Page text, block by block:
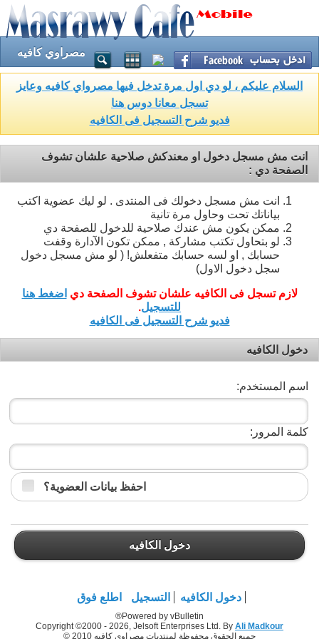
مصراوي كافيه
السلام عليكم ، لو دي اول مرة تدخل فيها مصرواي كافيه وعايز
تسجل معانا دوس هنا
فديو شرح التسجيل فى الكافيه
انت مش مسجل دخول او معندكش صلاحية علشان تشوف
الصفحة دي :
انت مش مسجل دخولك فى المنتدى . لو ليك عضوية اكتب
بياناتك تحت وحاول مرة تانية
ممكن يكون مش عندك صلاحية للدخول للصفحة دي
لو بتحاول تكتب مشاركة , ممكن تكون الآدارة وقفت
حسابك , او لسه حسابك متفعلش! ( لو مش مسجل دخول
سجل دخول الاول)
لازم تسجل فى الكافيه علشان تشوف الصفحة دي اضغط هنا
للتسجيل.
فديو شرح التسجيل فى الكافيه
دخول الكافيه
اسم المستخدم:
كلمة المرور:
احفظ بيانات العضوية؟
دخول الكافيه
دخول الكافيه التسجيل اطلع فوق
Powered by vBulletin®
Copyright ©2000 - 2026, Jelsoft Enterprises Ltd. By Ali Madkour
جميع الحقوق محفوظة لمنتديات مصراوي كافيه 2010 ©